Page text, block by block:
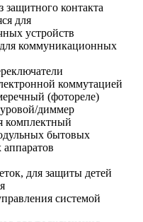
защитного контакта
для
устройств
коммуникационных
коммутацией
(фотореле)
диммер
комплектный
бытовых
для защиты детей
системой